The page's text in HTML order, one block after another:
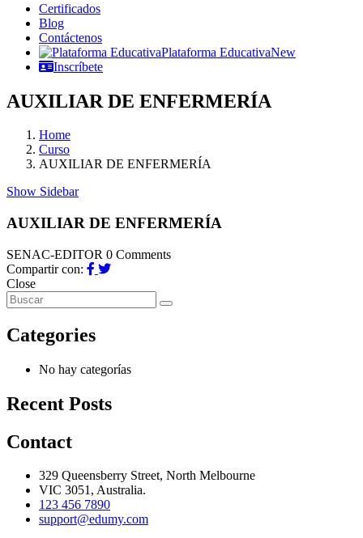
Certificados
Blog
Contáctenos
Plataforma EducativaNew
Inscríbete
AUXILIAR DE ENFERMERÍA
Home
Curso
AUXILIAR DE ENFERMERÍA
Show Sidebar
AUXILIAR DE ENFERMERÍA
SENAC-EDITOR 0 Comments
Compartir con:
Close
Categories
No hay categorías
Recent Posts
Contact
329 Queensberry Street, North Melbourne
VIC 3051, Australia.
123 456 7890
support@edumy.com